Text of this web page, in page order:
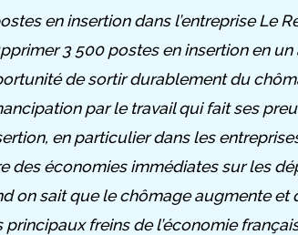
en insertion dans l’entreprise Le
3 500 postes en insertion en un
de sortir durablement du
par le travail qui fait ses
en particulier dans les
des économies immédiates sur les
on sait que le chômage augmente et
principaux freins de l’économie